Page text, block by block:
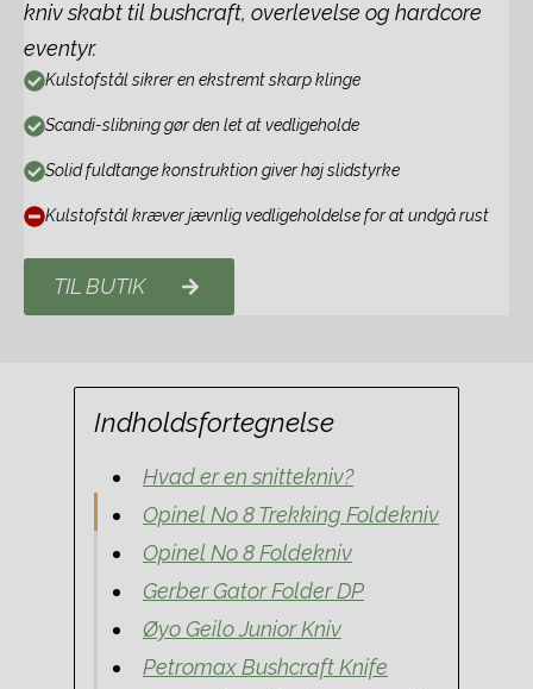
kniv skabt til bushcraft, overlevelse og hardcore
eventyr.
Kulstofstål sikrer en ekstremt skarp klinge
Scandi-slibning gør den let at vedligeholde
Solid fuldtange konstruktion giver høj slidstyrke
Kulstofstål kræver jævnlig vedligeholdelse for at undgå rust
TIL BUTIK
Indholdsfortegnelse
Hvad er en snittekniv?
Opinel No 8 Trekking Foldekniv
Opinel No 8 Foldekniv
Gerber Gator Folder DP
Øyo Geilo Junior Kniv
Petromax Bushcraft Knife